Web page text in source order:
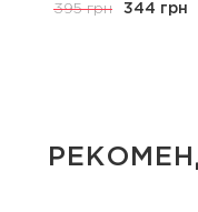
395 грн 344 грн